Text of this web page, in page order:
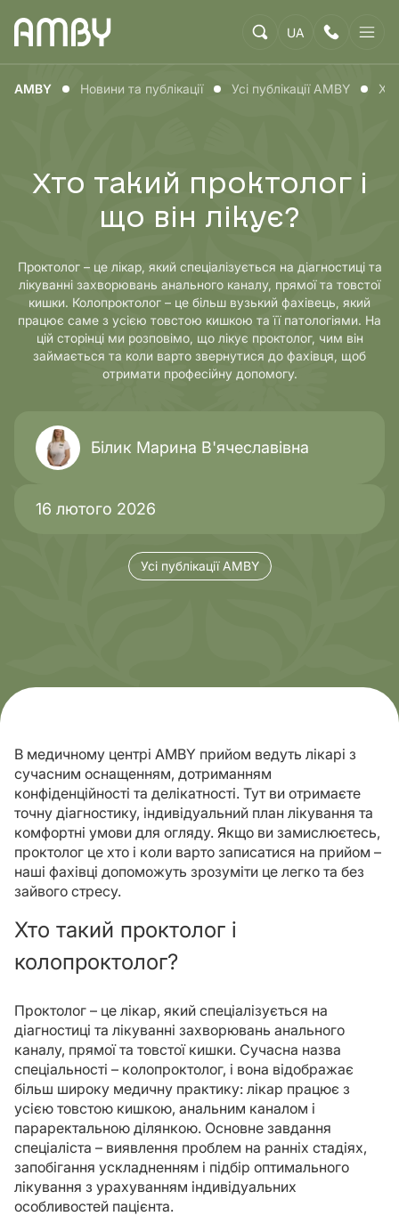
UA
AMBY Новини та публікації Усі публікації AMBY
Хто такий проктолог і
що він лікує?
Проктолог – це лікар, який спеціалізується на діагностиці та
лікуванні захворювань анального каналу, прямої та товстої
кишки. Колопроктолог – це більш вузький фахівець, який
працює саме з усією товстою кишкою та її патологіями. На
цій сторінці ми розповімо, що лікує проктолог, чим він
займається та коли варто звернутися до фахівця, щоб
отримати професійну допомогу.
Білик Марина В'ячеславівна
16 лютого 2026
Усі публікації AMBY
В медичному центрі AMBY прийом ведуть лікарі з
сучасним оснащенням, дотриманням
конфіденційності та делікатності. Тут ви отримаєте
точну діагностику, індивідуальний план лікування та
комфортні умови для огляду. Якщо ви замислюєтесь,
проктолог це хто і коли варто записатися на прийом –
наші фахівці допоможуть зрозуміти це легко та без
зайвого стресу.
Хто такий проктолог і
колопроктолог?
Проктолог – це лікар, який спеціалізується на
діагностиці та лікуванні захворювань анального
каналу, прямої та товстої кишки. Сучасна назва
спеціальності – колопроктолог, і вона відображає
більш широку медичну практику: лікар працює з
усією товстою кишкою, анальним каналом і
параректальною ділянкою. Основне завдання
спеціаліста – виявлення проблем на ранніх стадіях,
запобігання ускладненням і підбір оптимального
лікування з урахуванням індивідуальних
особливостей пацієнта.